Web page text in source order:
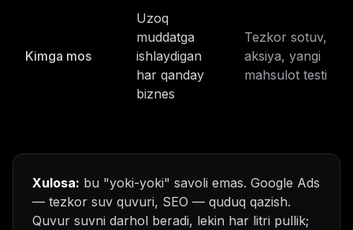
Kimga mos
Uzoq
muddatga
ishlaydigan
har qanday
biznes
Tezkor sotuv,
aksiya, yangi
mahsulot testi
Xulosa: bu "yoki-yoki" savoli emas. Google Ads
— tezkor suv quvuri, SEO — quduq qazish.
Quvur suvni darhol beradi, lekin har litri pullik;